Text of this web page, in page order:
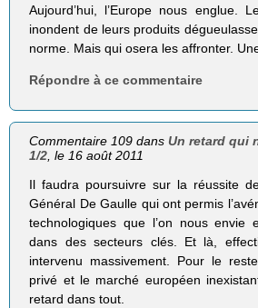
Aujourd’hui, l’Europe nous englue.
inondent de leurs produits
norme. Mais qui osera les affronter.
Répondre à ce commentaire
Commentaire 109 dansUn retard qui
1/2, le 16 août 2011
Il faudra poursuivre sur la réussite
Général De Gaulle qui ont permis
technologiques que l’on nous envie
dans des secteurs clés. Et là,
intervenu massivement. Pour le
privé et le marché européen
retard dans tout.